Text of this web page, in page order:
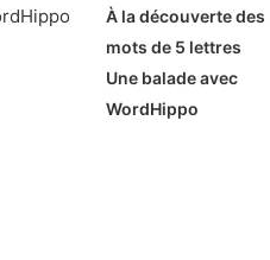
À la découverte des
mots de 5 lettres
Une balade avec
WordHippo